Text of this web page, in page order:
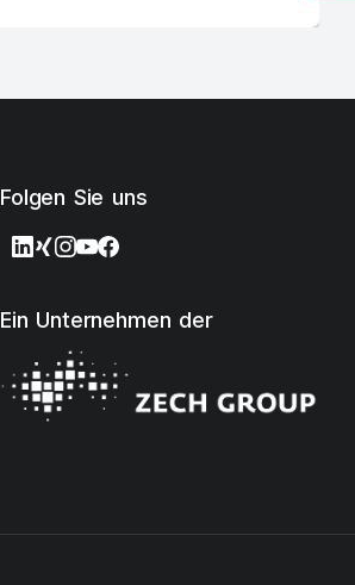
Folgen Sie uns
Ein Unternehmen der